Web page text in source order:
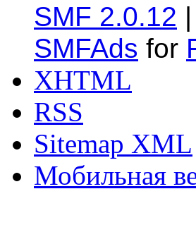
SMF 2.0.12 |
SMFAds for
XHTML
RSS
Sitemap XML
Мобильная